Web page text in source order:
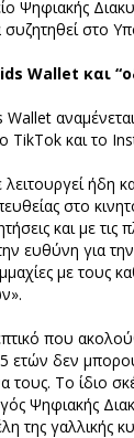
Ψηφιακής
συζητηθεί στο
Wallet και
Wallet
TikTok και το
ήδη
στο
και με
ευθύνη για
με τους
που
ετών δεν
τους. Το ίδιο
Ψηφιακής
της γαλλικής